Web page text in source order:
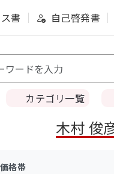
書 自己啓発書
カテゴリ一覧
木村 俊
価格帯